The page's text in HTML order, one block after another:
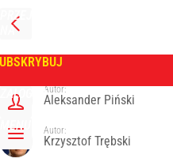
PRZEJDŹ
NA
GŁÓWNĄ
ZALOGUJ
MENU
Tygodnik Wprost
Autor:
Aleksander Piński
Autor:
Krzysztof Trębski